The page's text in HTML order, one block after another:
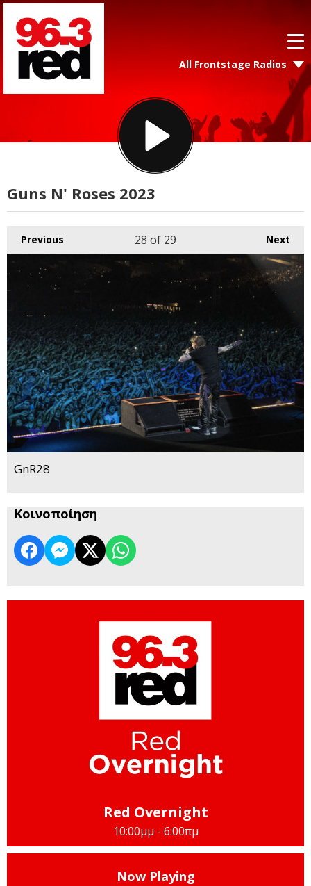
All Frontstage Radios
Guns N' Roses 2023
Previous Next
28 of 29
GnR28
Κοινοποίηση
Red Overnight
10:00μμ - 6:00πμ
Now Playing